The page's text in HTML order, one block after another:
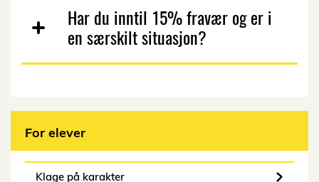
Har du inntil 15% fravær og er i
en særskilt situasjon?
For elever
Klage på karakter